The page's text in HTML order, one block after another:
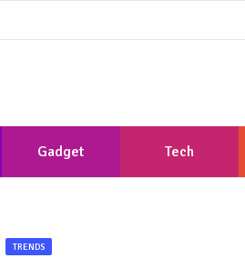
Gadget Tech
TRENDS